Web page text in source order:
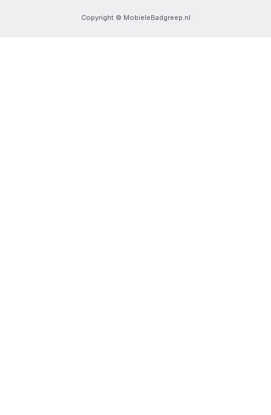
Copyright © MobieleBadgreep.nl